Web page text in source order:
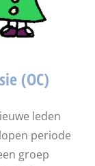
(OC)
leden
periode
groep